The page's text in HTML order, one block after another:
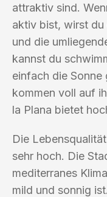
attraktiv sind.
aktiv bist, wirst du
und die
kannst du
einfach die
kommen voll auf
la Plana bietet
Die
sehr hoch. Die
mediterranes
mild und sonnig